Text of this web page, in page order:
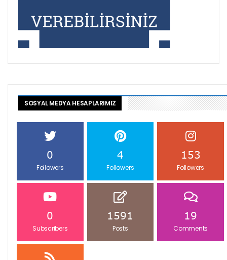
SOSYAL MEDYA HESAPLARIMIZ
0
Followers
4
Followers
153
Followers
0
Subscribers
1591
Posts
19
Comments